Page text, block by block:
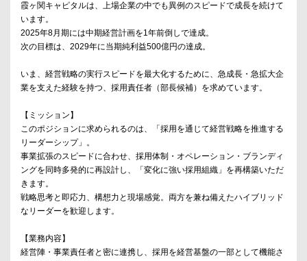
霞ヶ関キャピタルは、上場企業の中でも異例のスピードで成長を続けて
います。
2025年8月期には中期経営計画を1年前倒しで達成。
次の目標は、2029年に当期純利益500億円の達成。
いま、経営戦略の実行スピードを最大化するために、急成長・急拡大企
業を支えた経験を持つ、採用責任者（部長候補）を求めています。
【ミッション】
このポジションに求められるのは、「採用を通じて経営戦略を推進する
リーダーシップ」。
事業拡張のスピードに合わせ、採用体制・オペレーション・ブランディ
ングを同時多発的に再設計し、「変化に強い採用組織」を再構築いただ
きます。
戦略思考と即応力、構想力と現場感覚。両方を兼ね備えたハイブリッド
なリーダーを歓迎します。
【業務内容】
経営陣・事業責任者と密に連携し、採用を経営基盤の一部として機能さ